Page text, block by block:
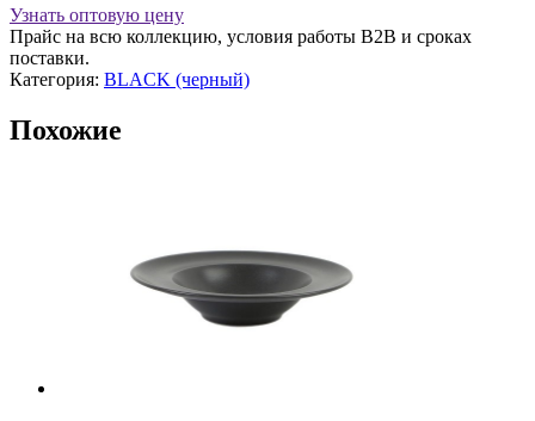
150
мл
черный,
Seasons
Узнать оптовую цену
Прайс на всю коллекцию, условия работы В2В и сроках
поставки.
Категория: BLACK (черный)
Похожие